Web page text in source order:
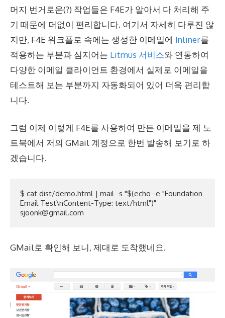
머지 번거로운(?) 작업들은 F4E가 알아서 다 처리해 주
기 때문에 더없이 편리합니다. 여기서 자세히 다루진 않
지만, F4E 워크플로 속에는 생성한 이메일에 Inliner를
적용하는 부분과 심지어는 Litmus 서비스와 연동하여
다양한 이메일 클라이언트 환경에서 실제로 이메일을
테스트해 보는 부분까지 자동화되어 있어 더욱 편리합
니다.
그럼 이제 이렇게 F4E를 사용하여 만든 이메일을 제 노
트북에서 저의 GMail 계정으로 한번 발송해 보기로 하
겠습니다.
$ cat dist/demo.html | mail -s "$(echo -e "Foundation
sjoonk@gmail.com
GMail로 확인해 보니, 제대로 도착했네요.